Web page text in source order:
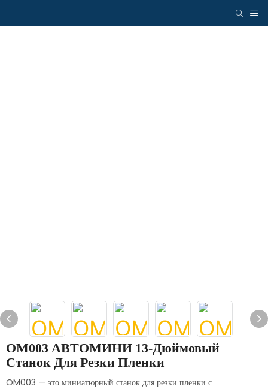
OM003 АВТОМИНИ 13-Дюймовый
Станок Для Резки Пленки
OM003 — это миниатюрный станок для резки пленки с